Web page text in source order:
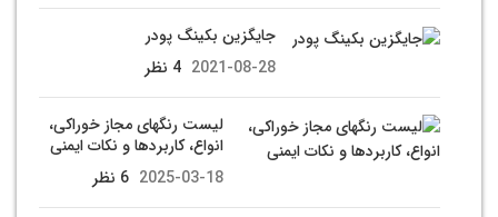
جایگزین بکینگ پودر
2021-08-28 4 نظر
لیست رنگهای مجاز خوراکی،
انواع، کاربردها و نکات ایمنی
2025-03-18 6 نظر